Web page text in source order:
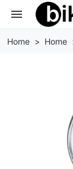
menu
Home Home